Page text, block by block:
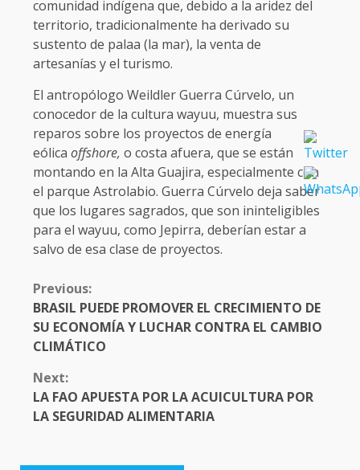
comunidad indígena que, debido a la aridez del
territorio, tradicionalmente ha derivado su
sustento de palaa (la mar), la venta de
artesanías y el turismo.
El antropólogo Weildler Guerra Cúrvelo, un
conocedor de la cultura wayuu, muestra sus
reparos sobre los proyectos de energía
eólica offshore, o costa afuera, que se están
montando en la Alta Guajira, especialmente con
el parque Astrolabio. Guerra Cúrvelo deja saber
que los lugares sagrados, que son ininteligibles
para el wayuu, como Jepirra, deberían estar a
salvo de esa clase de proyectos.
CONTINUE
READING
Previous:
BRASIL PUEDE PROMOVER EL CRECIMIENTO DE
SU ECONOMÍA Y LUCHAR CONTRA EL CAMBIO
CLIMÁTICO
Next:
LA FAO APUESTA POR LA ACUICULTURA POR
LA SEGURIDAD ALIMENTARIA